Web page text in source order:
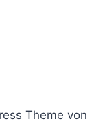
Theme von